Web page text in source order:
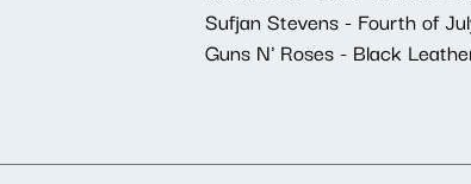
Sufjan Stevens - Fourth of
Guns N' Roses - Black